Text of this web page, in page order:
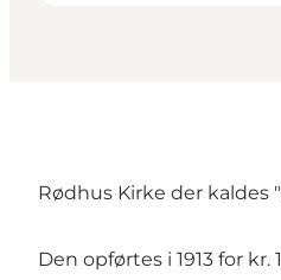
Rødhus Kirke der kaldes
Den opførtes i 1913 for